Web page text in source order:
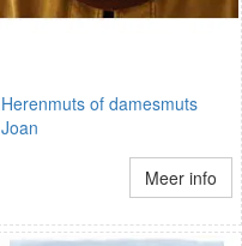
Herenmuts of damesmuts
Joan
Meer info